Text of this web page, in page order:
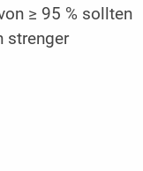
≥ 95 % sollten
strenger